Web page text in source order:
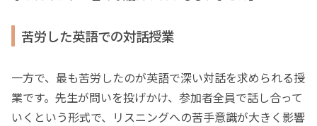
苦労した英語での対話授業
一方で、最も苦労したのが英語で深い対話を求められる授
業です。先生が問いを投げかけ、参加者全員で話し合って
いくという形式で、リスニングへの苦手意識が大きく影響